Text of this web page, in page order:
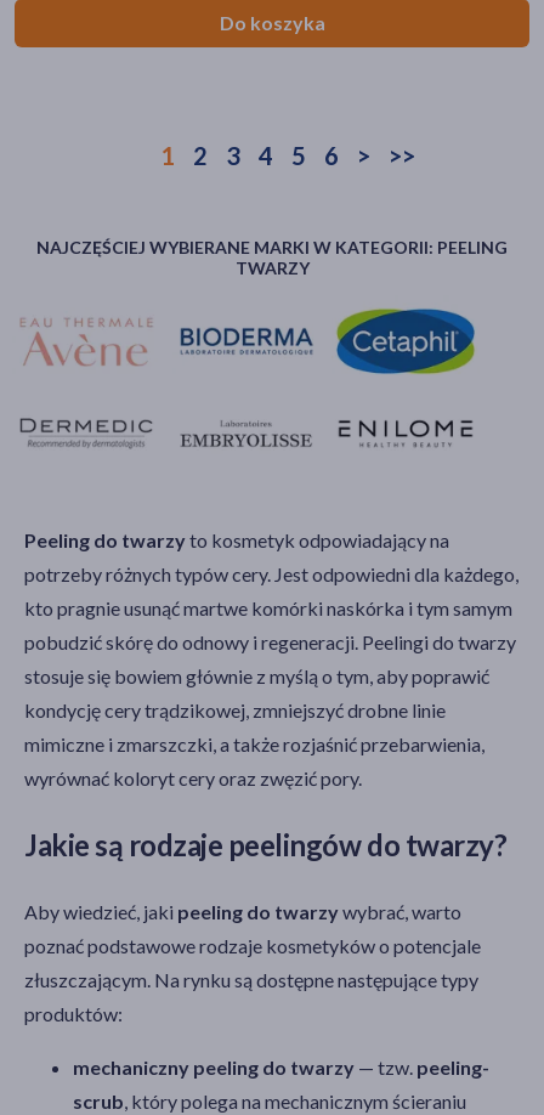
Do koszyka
1 2 3 4 5 6 > >>
NAJCZĘŚCIEJ WYBIERANE MARKI W KATEGORII: PEELING
TWARZY
Peeling do twarzyto kosmetyk odpowiadający na
potrzeby różnych typów cery. Jest odpowiedni dla każdego,
kto pragnie usunąć martwe komórki naskórka i tym samym
pobudzić skórę do odnowy i regeneracji. Peelingi do twarzy
stosuje się bowiem głównie z myślą o tym, aby poprawić
kondycję cery trądzikowej, zmniejszyć drobne linie
mimiczne i zmarszczki, a także rozjaśnić przebarwienia,
wyrównać koloryt cery oraz zwęzić pory.
Jakie są rodzaje peelingów do twarzy?
Aby wiedzieć, jaki peeling do twarzywybrać, warto
poznać podstawowe rodzaje kosmetyków o potencjale
złuszczającym. Na rynku są dostępne następujące typy
produktów:
mechaniczny peeling do twarzy — tzw. peeling-
scrub, który polega na mechanicznym ścieraniu